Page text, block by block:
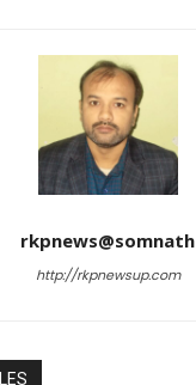
rkpnews@somnath
http://rkpnewsup.com